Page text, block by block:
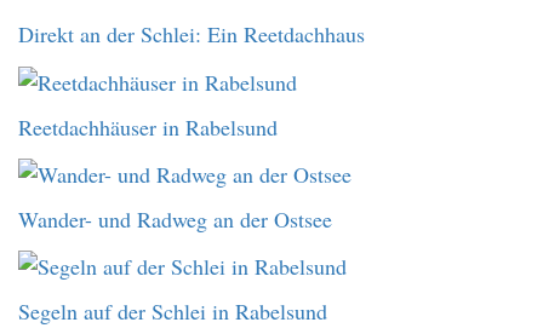
Direkt an der Schlei: Ein Reetdachhaus
Reetdachhäuser in Rabelsund
Wander- und Radweg an der Ostsee
Segeln auf der Schlei in Rabelsund